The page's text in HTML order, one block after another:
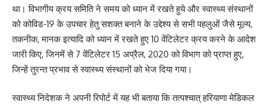
था। विभागीय क्रय समिति ने समय को ध्यान में रखते हुये और स्वास्थ्य संस्थानों
को कोविड-19 के उपचार हेतु सशक्त बनाने के उद्देश्य से सभी पहलुओं जैसे मूल्य,
तकनीक, मानक इत्यादि को ध्यान में रखते हुए 10 वेंटिलेटर क्रय करने के आदेश
जारी किए, जिनमें से 7 वेंटिलेटर 15 अप्रैल, 2020 को विभाग को प्राप्त हुए,
जिन्हें तुरन्त प्रभाव से स्वास्थ्य संस्थानों को भेज दिया गया।
स्वास्थ्य निदेशक ने अपनी रिपोर्ट में यह भी बताया कि तत्पश्चात् हरियाणा मेडिकल